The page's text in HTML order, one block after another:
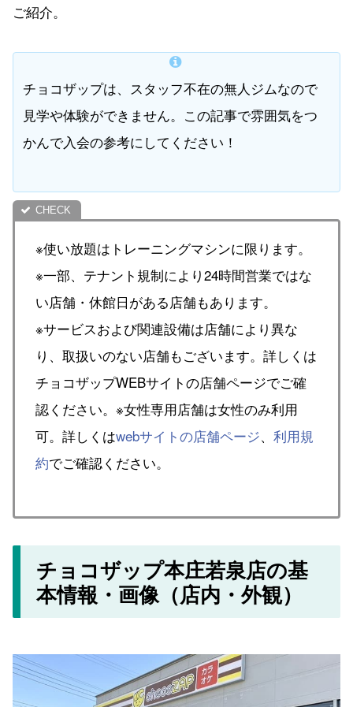
ご紹介。
チョコザップは、スタッフ不在の無人ジムなので
見学や体験ができません。この記事で雰囲気をつ
かんで入会の参考にしてください！
※使い放題はトレーニングマシンに限ります。
※一部、テナント規制により24時間営業ではな
い店舗・休館日がある店舗もあります。
※サービスおよび関連設備は店舗により異な
り、取扱いのない店舗もございます。詳しくは
チョコザップWEBサイトの店舗ページでご確
認ください。※女性専用店舗は女性のみ利用
可。詳しくはwebサイトの店舗ページ、 利用規
約でご確認ください。
チョコザップ本庄若泉店の基
本情報・画像（店内・外観）